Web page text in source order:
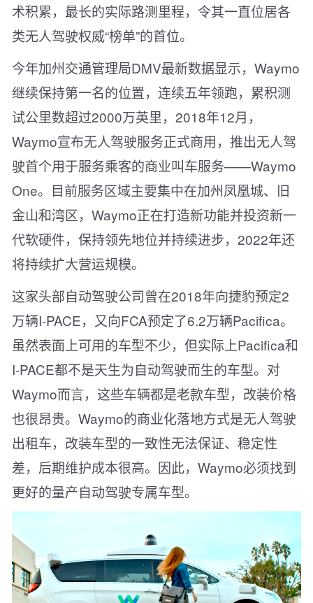
术积累，最长的实际路测里程，令其一直位居各
类无人驾驶权威“榜单”的首位。
今年加州交通管理局DMV最新数据显示，Waymo
继续保持第一名的位置，连续五年领跑，累积测
试公里数超过2000万英里，2018年12月，
Waymo宣布无人驾驶服务正式商用，推出无人驾
驶首个用于服务乘客的商业叫车服务——Waymo
One。目前服务区域主要集中在加州凤凰城、旧
金山和湾区，Waymo正在打造新功能并投资新一
代软硬件，保持领先地位并持续进步，2022年还
将持续扩大营运规模。
这家头部自动驾驶公司曾在2018年向捷豹预定2
万辆I-PACE，又向FCA预定了6.2万辆Pacifica。
虽然表面上可用的车型不少，但实际上Pacifica和
I-PACE都不是天生为自动驾驶而生的车型。对
Waymo而言，这些车辆都是老款车型，改装价格
也很昂贵。Waymo的商业化落地方式是无人驾驶
出租车，改装车型的一致性无法保证、稳定性
差，后期维护成本很高。因此，Waymo必须找到
更好的量产自动驾驶专属车型。